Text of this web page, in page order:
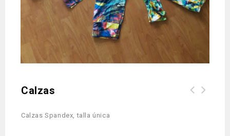
Calzas
Calzas Spandex, talla única